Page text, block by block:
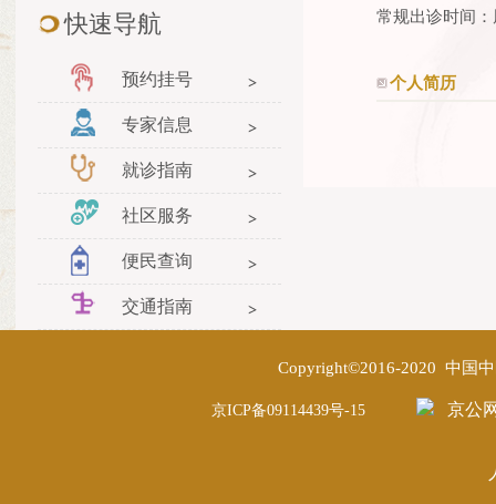
快速导航
预约挂号
专家信息
就诊指南
社区服务
便民查询
交通指南
常规出诊时间
个人简历
Copyright©2016-2020 中国
京ICP备09114439号-15 京公